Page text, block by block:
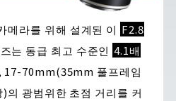
메라를 위해 설계된 이 F2.8
는 동급 최고 수준인 4.1배
17-70mm(35mm 풀프레임
광범위한 초점 거리를 커